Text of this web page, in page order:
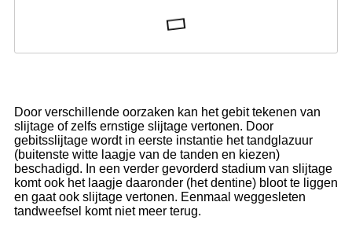
Door verschillende oorzaken kan het gebit tekenen van
slijtage of zelfs ernstige slijtage vertonen. Door
gebitsslijtage wordt in eerste instantie het tandglazuur
(buitenste witte laagje van de tanden en kiezen)
beschadigd. In een verder gevorderd stadium van slijtage
komt ook het laagje daaronder (het dentine) bloot te liggen
en gaat ook slijtage vertonen. Eenmaal weggesleten
tandweefsel komt niet meer terug.